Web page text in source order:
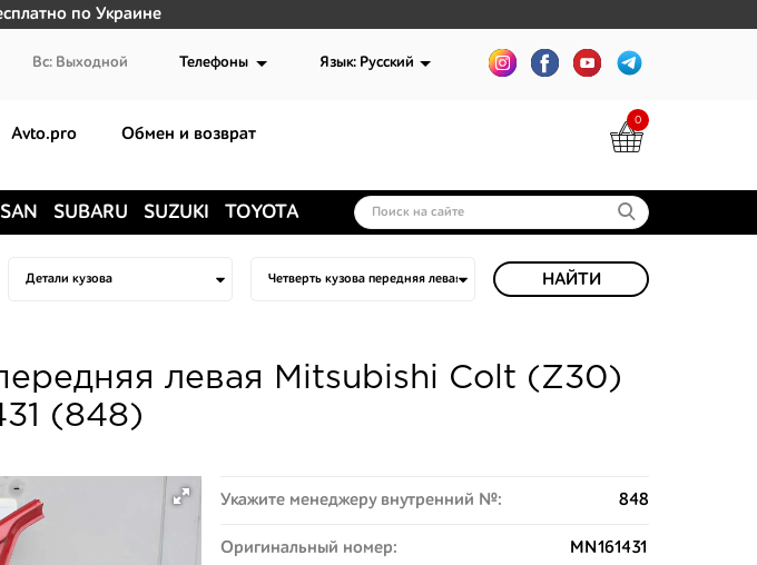
по Украине
0
Вс: Выходной Телефоны Язык: Русский
Avto.pro Обмен и возврат
SUBARU SUZUKI TOYOTA
НАЙТИ
левая Mitsubishi Colt (Z30)
(848)
Укажите менеджеру внутренний №: 848
Оригинальный номер: MN161431